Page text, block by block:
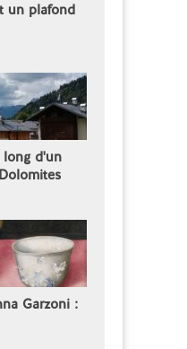
un plafond
long d'un
Garzoni :